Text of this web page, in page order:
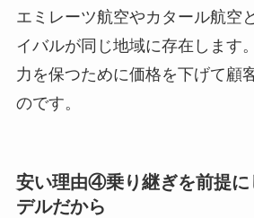
エミレーツ航空やカタール航空
イバルが同じ地域に存在します
力を保つために価格を下げて顧
のです。
安い理由④乗り継ぎを前提に
デルだから